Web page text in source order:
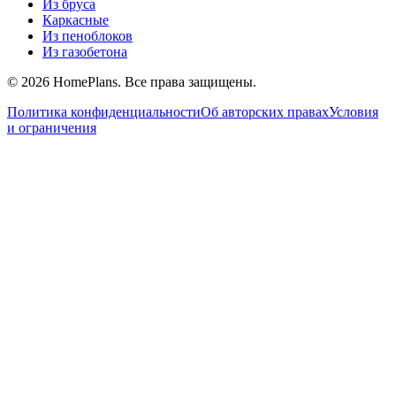
Из бруса
Каркасные
Из пеноблоков
Из газобетона
© 2026 HomePlans. Все права защищены.
Политика конфиденциальностиОб авторских правахУсловия
и ограничения